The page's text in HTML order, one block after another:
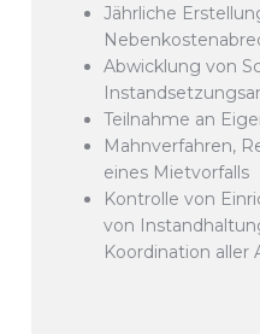
Jährliche
Abwicklung von
Teilnahme an
Mahnverfahren,
eines Mietvorfalls
Kontrolle von
von
Koordination aller